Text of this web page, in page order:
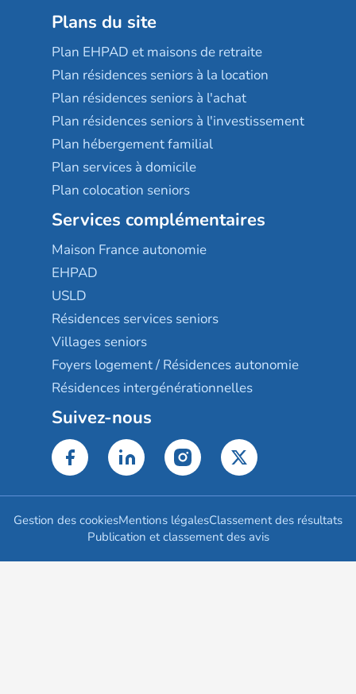
Plans du site
Plan EHPAD et maisons de retraite
Plan résidences seniors à la location
Plan résidences seniors à l'achat
Plan résidences seniors à l'investissement
Plan hébergement familial
Plan services à domicile
Plan colocation seniors
Services complémentaires
Maison France autonomie
EHPAD
USLD
Résidences services seniors
Villages seniors
Foyers logement / Résidences autonomie
Résidences intergénérationnelles
Suivez-nous
Gestion des cookiesMentions légalesClassement des résultats
Publication et classement des avis